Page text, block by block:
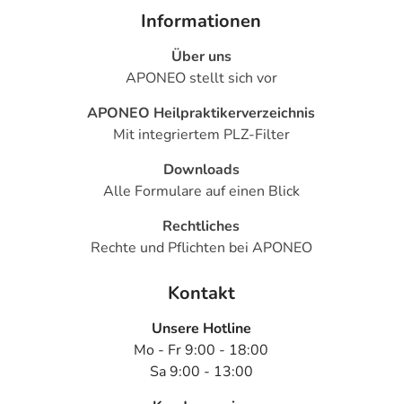
Informationen
Über uns
APONEO stellt sich vor
APONEO Heilpraktikerverzeichnis
Mit integriertem PLZ-Filter
Downloads
Alle Formulare auf einen Blick
Rechtliches
Rechte und Pflichten bei APONEO
Kontakt
Unsere Hotline
Mo - Fr 9:00 - 18:00
Sa 9:00 - 13:00